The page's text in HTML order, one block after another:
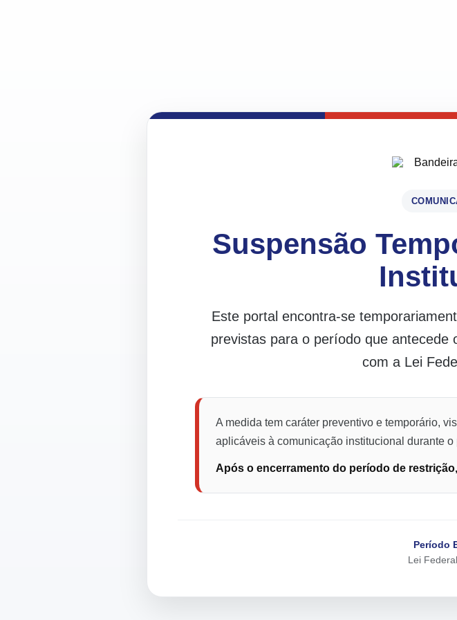
Suspensão
Este portal encontra-se
previstas para o período que antecede
com a Lei
A medida tem caráter preventivo e temporário,
aplicáveis à comunicação institucional durante o
Após o encerramento do período de
Período
Lei